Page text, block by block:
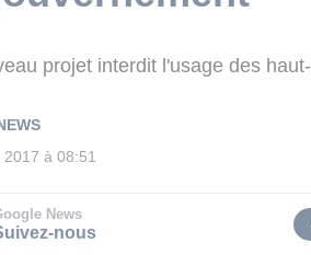
projet interdit l'usage des
2017 à 08:51
News
nous